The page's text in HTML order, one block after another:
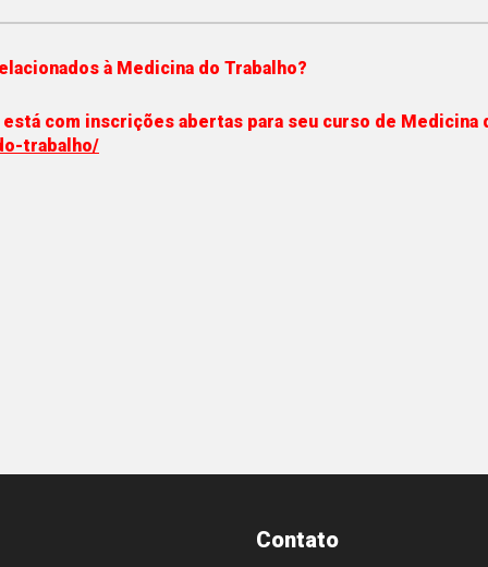
à Medicina do Trabalho?
está com inscrições abertas para seu curso de Medicina
trabalho/
Contato